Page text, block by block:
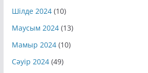
Шілде 2024(10)
Маусым 2024(13)
Мамыр 2024(10)
Сәуір 2024(49)